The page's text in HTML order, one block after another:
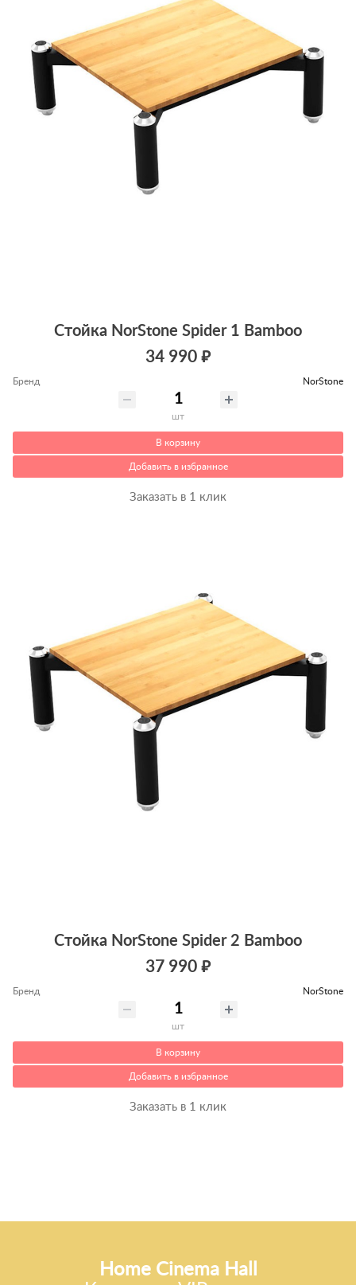
Стойка NorStone Spider 1 Bamboo
34 990 ₽
Бренд NorStone
шт
В корзину
Добавить в избранное
Заказать в 1 клик
Стойка NorStone Spider 2 Bamboo
37 990 ₽
Бренд NorStone
шт
В корзину
Добавить в избранное
Заказать в 1 клик
Home Cinema Hall